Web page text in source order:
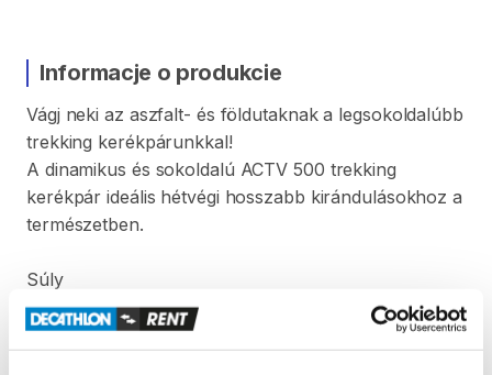
Informacje o produkcie
Vágj neki az aszfalt- és földutaknak a legsokoldalúbb
trekking kerékpárunkkal!
A dinamikus és sokoldalú ACTV 500 trekking
kerékpár ideális hétvégi hosszabb kirándulásokhoz a
természetben.
Súly
13​,​6 kg M-es méretben.